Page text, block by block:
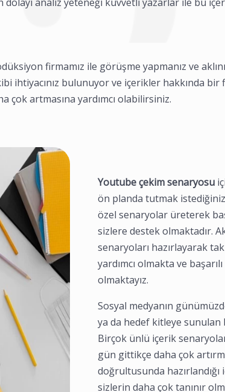
firmamız ile görüşme yapmanız ve
ihtiyacınız bulunuyor ve içerikler hakkında
artmasına yardımcı olabilirsiniz.
Youtube çekim senaryosu
ön planda tutmak
özel senaryolar üreterek
sizlere destek olmaktadır.
senaryoları hazırlayarak
yardımcı olmakta ve
olmaktayız.
Sosyal medyanın
ya da hedef kitleye
Birçok ünlü içerik
gün gittikçe daha çok
doğrultusunda
sizlerin daha çok tanınır